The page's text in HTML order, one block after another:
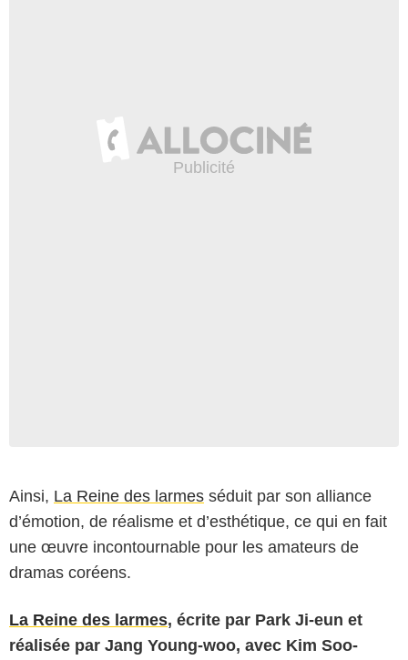
Ainsi, La Reine des larmes séduit par son alliance
d’émotion, de réalisme et d’esthétique, ce qui en fait
une œuvre incontournable pour les amateurs de
dramas coréens.
La Reine des larmes, écrite par Park Ji-eun et
réalisée par Jang Young-woo, avec Kim Soo-